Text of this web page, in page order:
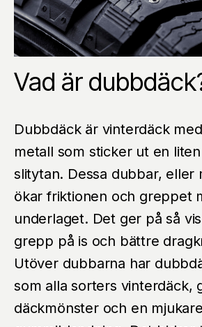
Vad är
Dubbdäck är vinterdäck
metall som sticker ut en
slitytan. Dessa dubbar, eller
ökar friktionen och greppet
underlaget. Det ger på så
grepp på is och bättre
Utöver dubbarna har
som alla sorters vinterdäck,
däckmönster och en mjukare